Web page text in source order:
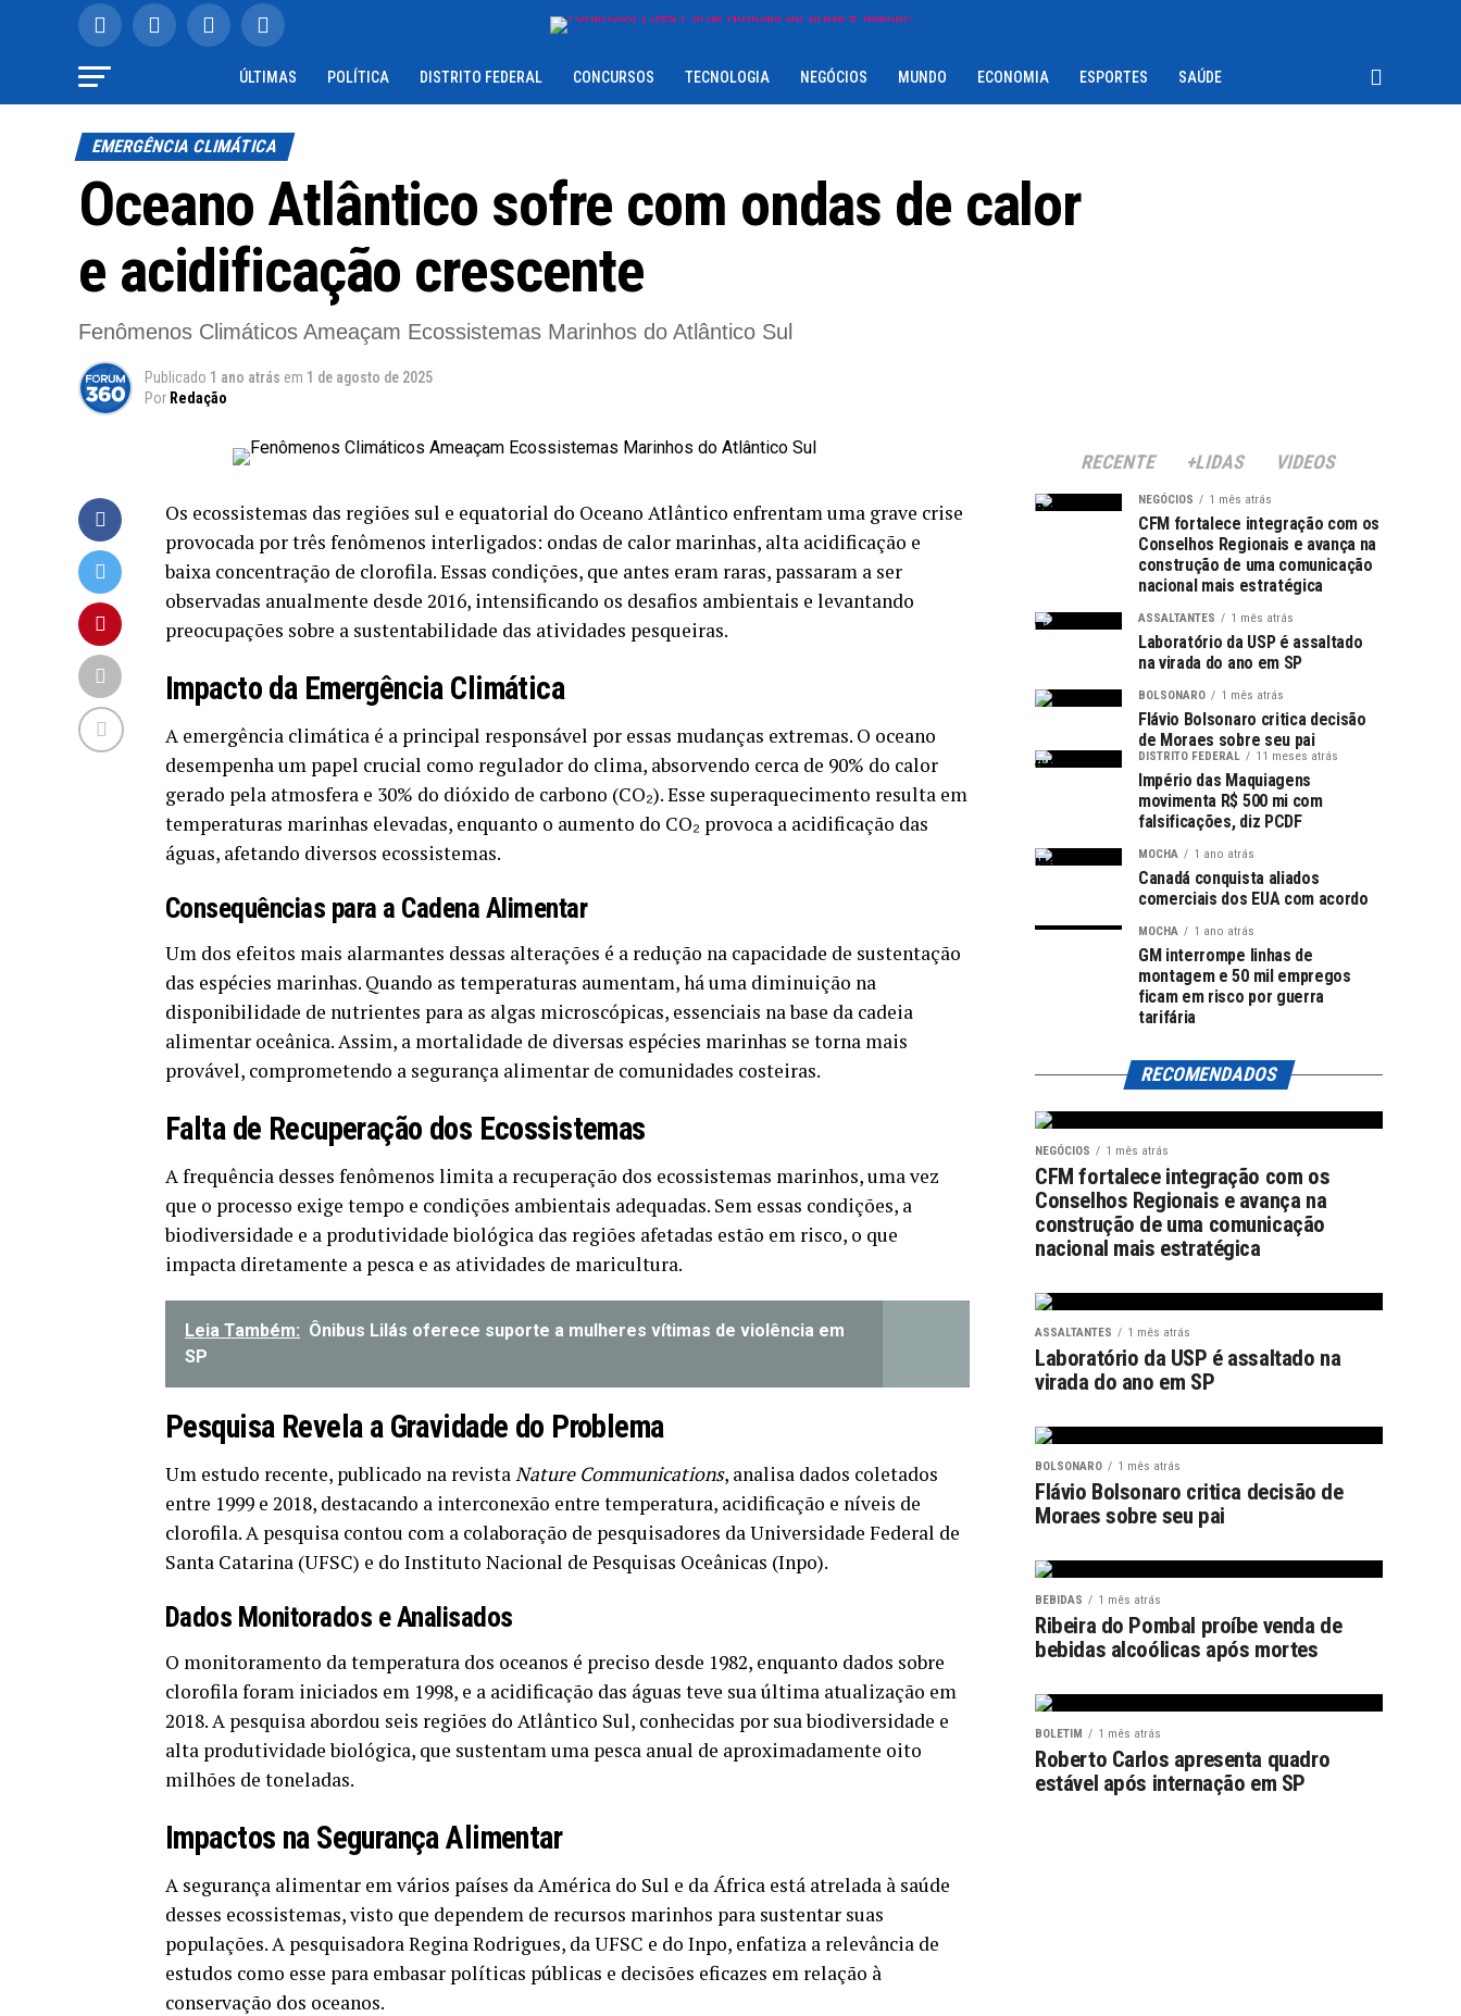
ÚLTIMAS POLÍTICA DISTRITO FEDERAL CONCURSOS TECNOLOGIA NEGÓCIOS MUNDO ECONOMIA ESPORTES SAÚDE
EMERGÊNCIA CLIMÁTICA
Oceano Atlântico sofre com ondas de calor
e acidificação crescente
Fenômenos Climáticos Ameaçam Ecossistemas Marinhos do Atlântico Sul
Publicado 1 ano atrás em 1 de agosto de 2025
Por Redação
Os ecossistemas das regiões sul e equatorial do Oceano Atlântico enfrentam uma grave crise
provocada por três fenômenos interligados: ondas de calor marinhas, alta acidificação e
baixa concentração de clorofila. Essas condições, que antes eram raras, passaram a ser
observadas anualmente desde 2016, intensificando os desafios ambientais e levantando
preocupações sobre a sustentabilidade das atividades pesqueiras.
Impacto da Emergência Climática
A emergência climática é a principal responsável por essas mudanças extremas. O oceano
desempenha um papel crucial como regulador do clima, absorvendo cerca de 90% do calor
gerado pela atmosfera e 30% do dióxido de carbono (CO₂). Esse superaquecimento resulta em
temperaturas marinhas elevadas, enquanto o aumento do CO₂ provoca a acidificação das
águas, afetando diversos ecossistemas.
Consequências para a Cadena Alimentar
Um dos efeitos mais alarmantes dessas alterações é a redução na capacidade de sustentação
das espécies marinhas. Quando as temperaturas aumentam, há uma diminuição na
disponibilidade de nutrientes para as algas microscópicas, essenciais na base da cadeia
alimentar oceânica. Assim, a mortalidade de diversas espécies marinhas se torna mais
provável, comprometendo a segurança alimentar de comunidades costeiras.
Falta de Recuperação dos Ecossistemas
A frequência desses fenômenos limita a recuperação dos ecossistemas marinhos, uma vez
que o processo exige tempo e condições ambientais adequadas. Sem essas condições, a
biodiversidade e a produtividade biológica das regiões afetadas estão em risco, o que
impacta diretamente a pesca e as atividades de maricultura.
Leia Também: Ônibus Lilás oferece suporte a mulheres vítimas de violência em
SP
Pesquisa Revela a Gravidade do Problema
Um estudo recente, publicado na revistaNature Communications, analisa dados coletados
entre 1999 e 2018, destacando a interconexão entre temperatura, acidificação e níveis de
clorofila. A pesquisa contou com a colaboração de pesquisadores da Universidade Federal de
Santa Catarina (UFSC) e do Instituto Nacional de Pesquisas Oceânicas (Inpo).
Dados Monitorados e Analisados
O monitoramento da temperatura dos oceanos é preciso desde 1982, enquanto dados sobre
clorofila foram iniciados em 1998, e a acidificação das águas teve sua última atualização em
2018. A pesquisa abordou seis regiões do Atlântico Sul, conhecidas por sua biodiversidade e
alta produtividade biológica, que sustentam uma pesca anual de aproximadamente oito
milhões de toneladas.
Impactos na Segurança Alimentar
A segurança alimentar em vários países da América do Sul e da África está atrelada à saúde
desses ecossistemas, visto que dependem de recursos marinhos para sustentar suas
populações. A pesquisadora Regina Rodrigues, da UFSC e do Inpo, enfatiza a relevância de
estudos como esse para embasar políticas públicas e decisões eficazes em relação à
conservação dos oceanos.
RECENTE +LIDAS VIDEOS
NEGÓCIOS 1 mês atrás
CFM fortalece integração com os
Conselhos Regionais e avança na
construção de uma comunicação
nacional mais estratégica
ASSALTANTES 1 mês atrás
Laboratório da USP é assaltado
na virada do ano em SP
BOLSONARO 1 mês atrás
Flávio Bolsonaro critica decisão
de Moraes sobre seu pai
DISTRITO FEDERAL 11 meses atrás
Império das Maquiagens
movimenta R$ 500 mi com
falsificações, diz PCDF
MOCHA 1 ano atrás
Canadá conquista aliados
comerciais dos EUA com acordo
MOCHA 1 ano atrás
GM interrompe linhas de
montagem e 50 mil empregos
ficam em risco por guerra
tarifária
RECOMENDADOS
NEGÓCIOS 1 mês atrás
CFM fortalece integração com os
Conselhos Regionais e avança na
construção de uma comunicação
nacional mais estratégica
ASSALTANTES 1 mês atrás
Laboratório da USP é assaltado na
virada do ano em SP
BOLSONARO 1 mês atrás
Flávio Bolsonaro critica decisão de
Moraes sobre seu pai
BEBIDAS 1 mês atrás
Ribeira do Pombal proíbe venda de
bebidas alcoólicas após mortes
BOLETIM 1 mês atrás
Roberto Carlos apresenta quadro
estável após internação em SP